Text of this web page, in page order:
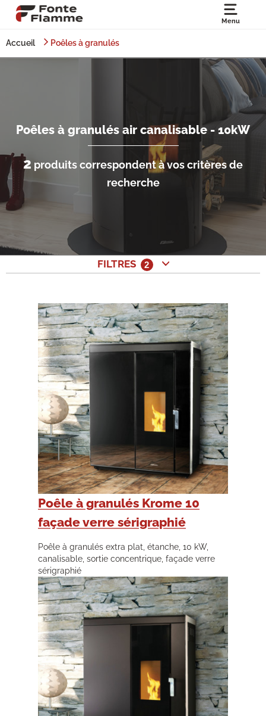
Menu
Accueil Poêles à granulés
Poêles à granulés air canalisable - 10kW
2 produits correspondent à vos critères de
recherche
FILTRES 2
Poêle à granulés Krome 10
façade verre sérigraphié
Poêle à granulés extra plat, étanche, 10 kW,
canalisable, sortie concentrique, façade verre
sérigraphié